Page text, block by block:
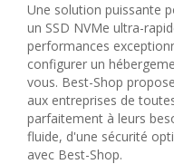
Une solution puissante
un SSD NVMe ultra-
performances
configurer un
vous. Best-Shop
aux entreprises de
parfaitement à leurs
fluide, d'une sécurité
avec Best-Shop.